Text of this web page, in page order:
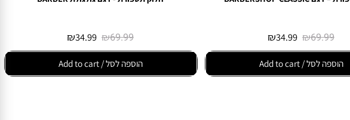
₪69.99
₪34.99
₪69.99
₪34.99